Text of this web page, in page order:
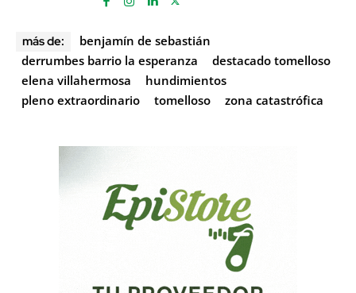
más de:
benjamín de sebastián
derrumbes barrio la esperanza
destacado tomelloso
elena villahermosa
hundimientos
pleno extraordinario
tomelloso zona catastrófica